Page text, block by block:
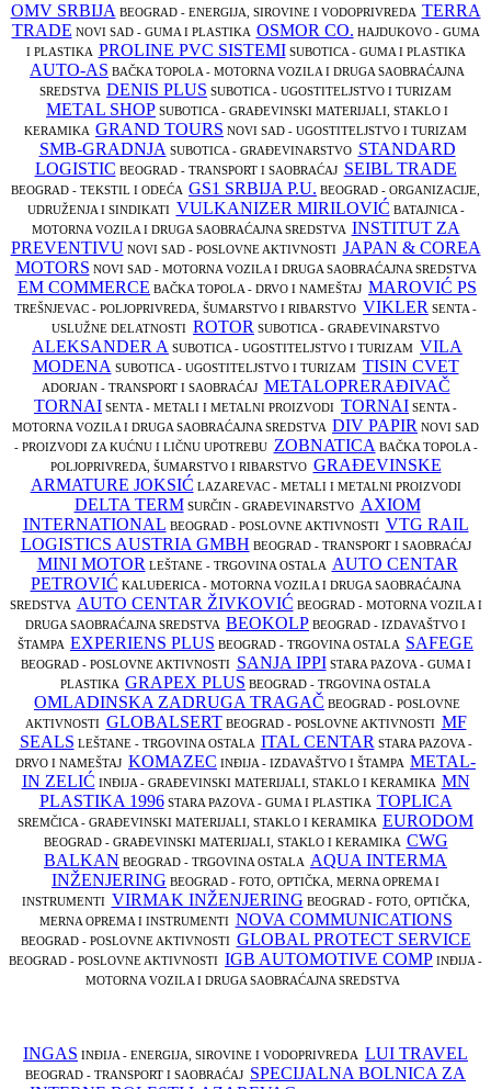
OMV SRBIJA BEOGRAD - ENERGIJA, SIROVINE I VODOPRIVREDA TERRA
TRADE NOVI SAD - GUMA I PLASTIKA OSMOR CO. HAJDUKOVO - GUMA
I PLASTIKA PROLINE PVC SISTEMI SUBOTICA - GUMA I PLASTIKA
AUTO-AS BAČKA TOPOLA - MOTORNA VOZILA I DRUGA SAOBRAĆAJNA
SREDSTVA DENIS PLUS SUBOTICA - UGOSTITELJSTVO I TURIZAM
METAL SHOP SUBOTICA - GRAĐEVINSKI MATERIJALI, STAKLO I
KERAMIKA GRAND TOURS NOVI SAD - UGOSTITELJSTVO I TURIZAM
SMB-GRADNJA SUBOTICA - GRAĐEVINARSTVO STANDARD
LOGISTIC BEOGRAD - TRANSPORT I SAOBRAĆAJ SEIBL TRADE
BEOGRAD - TEKSTIL I ODEĆA GS1 SRBIJA P.U. BEOGRAD - ORGANIZACIJE,
UDRUŽENJA I SINDIKATI VULKANIZER MIRILOVIĆ BATAJNICA -
MOTORNA VOZILA I DRUGA SAOBRAĆAJNA SREDSTVA INSTITUT ZA
PREVENTIVU NOVI SAD - POSLOVNE AKTIVNOSTI JAPAN & COREA
MOTORS NOVI SAD - MOTORNA VOZILA I DRUGA SAOBRAĆAJNA SREDSTVA
EM COMMERCE BAČKA TOPOLA - DRVO I NAMEŠTAJ MAROVIĆ PS
TREŠNJEVAC - POLJOPRIVREDA, ŠUMARSTVO I RIBARSTVO VIKLER SENTA -
USLUŽNE DELATNOSTI ROTOR SUBOTICA - GRAĐEVINARSTVO
ALEKSANDER A SUBOTICA - UGOSTITELJSTVO I TURIZAM VILA
MODENA SUBOTICA - UGOSTITELJSTVO I TURIZAM TISIN CVET
ADORJAN - TRANSPORT I SAOBRAĆAJ METALOPRERAĐIVAČ
TORNAI SENTA - METALI I METALNI PROIZVODI TORNAI SENTA -
MOTORNA VOZILA I DRUGA SAOBRAĆAJNA SREDSTVA DIV PAPIR NOVI SAD
- PROIZVODI ZA KUĆNU I LIČNU UPOTREBU ZOBNATICA BAČKA TOPOLA -
POLJOPRIVREDA, ŠUMARSTVO I RIBARSTVO GRAĐEVINSKE
ARMATURE JOKSIĆ LAZAREVAC - METALI I METALNI PROIZVODI
DELTA TERM SURČIN - GRAĐEVINARSTVO AXIOM
INTERNATIONAL BEOGRAD - POSLOVNE AKTIVNOSTI VTG RAIL
LOGISTICS AUSTRIA GMBH BEOGRAD - TRANSPORT I SAOBRAĆAJ
MINI MOTOR LEŠTANE - TRGOVINA OSTALA AUTO CENTAR
PETROVIĆ KALUĐERICA - MOTORNA VOZILA I DRUGA SAOBRAĆAJNA
SREDSTVA AUTO CENTAR ŽIVKOVIĆ BEOGRAD - MOTORNA VOZILA I
DRUGA SAOBRAĆAJNA SREDSTVA BEOKOLP BEOGRAD - IZDAVAŠTVO I
ŠTAMPA EXPERIENS PLUS BEOGRAD - TRGOVINA OSTALA SAFEGE
BEOGRAD - POSLOVNE AKTIVNOSTI SANJA IPPI STARA PAZOVA - GUMA I
PLASTIKA GRAPEX PLUS BEOGRAD - TRGOVINA OSTALA
OMLADINSKA ZADRUGA TRAGAČ BEOGRAD - POSLOVNE
AKTIVNOSTI GLOBALSERT BEOGRAD - POSLOVNE AKTIVNOSTI MF
SEALS LEŠTANE - TRGOVINA OSTALA ITAL CENTAR STARA PAZOVA -
DRVO I NAMEŠTAJ KOMAZEC INĐIJA - IZDAVAŠTVO I ŠTAMPA METAL-
IN ZELIĆ INĐIJA - GRAĐEVINSKI MATERIJALI, STAKLO I KERAMIKA MN
PLASTIKA 1996STARA PAZOVA - GUMA I PLASTIKA TOPLICA
SREMČICA - GRAĐEVINSKI MATERIJALI, STAKLO I KERAMIKA EURODOM
BEOGRAD - GRAĐEVINSKI MATERIJALI, STAKLO I KERAMIKA CWG
BALKAN BEOGRAD - TRGOVINA OSTALA AQUA INTERMA
INŽENJERING BEOGRAD - FOTO, OPTIČKA, MERNA OPREMA I
INSTRUMENTI VIRMAK INŽENJERING BEOGRAD - FOTO, OPTIČKA,
MERNA OPREMA I INSTRUMENTI NOVA COMMUNICATIONS
BEOGRAD - POSLOVNE AKTIVNOSTI GLOBAL PROTECT SERVICE
BEOGRAD - POSLOVNE AKTIVNOSTI IGB AUTOMOTIVE COMP INĐIJA -
MOTORNA VOZILA I DRUGA SAOBRAĆAJNA SREDSTVA
INGAS INĐIJA - ENERGIJA, SIROVINE I VODOPRIVREDA LUI TRAVEL
BEOGRAD - TRANSPORT I SAOBRAĆAJ SPECIJALNA BOLNICA ZA